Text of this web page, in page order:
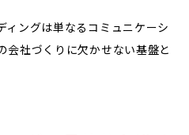
ィングは単なるコミュニケーシ
会社づくりに欠かせない基盤と